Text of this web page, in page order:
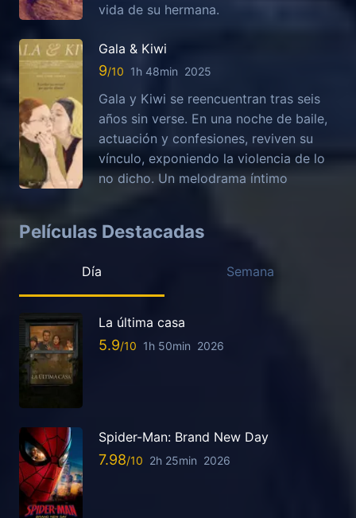
vida de su hermana.
Gala & Kiwi
9 1h 48min 2025
Gala y Kiwi se reencuentran tras seis
años sin verse. En una noche de baile,
actuación y confesiones, reviven su
vínculo, exponiendo la violencia de lo
no dicho. Un melodrama íntimo
Películas Destacadas
Día Semana
La última casa
5.9 1h 50min 2026
Spider-Man: Brand New Day
7.98 2h 25min 2026